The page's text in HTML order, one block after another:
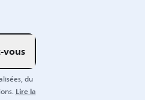
vous
du
Lire la